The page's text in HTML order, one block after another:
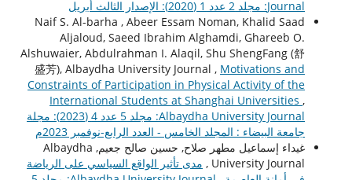
Journal: مجلد 2 عدد 1 (2020): الإصدار الثالث أبريل
Naif S. Al-barha , Abeer Essam Noman, Khalid Saad
Aljaloud, Saeed Ibrahim Alghamdi, Ghareeb O.
Alshuwaier, Abdulrahman I. Alaqil, Shu ShengFang (舒
盛芳), Albaydha University Journal , Motivations and
Constraints of Participation in Physical Activity of the
International Students at Shanghai Universities,
Albaydha University Journal: مجلد 5 عدد 4 (2023): مجلة
جامعة البيضاء : المجلد الخامس - العدد الرابع-نوفمبر 2023م
غيداء إسماعيل مطهر صلاح, حسين صالح جعيم, Albaydha
University Journal ,
مدى تأثير الواقع السياسي على الرياضة